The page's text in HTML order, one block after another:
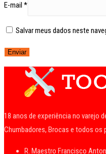
E-mail *
Salvar meus dados neste
18 anos de experiência no varejo
Chumbadores, Brocas e todos os
R. Maestro Francisco